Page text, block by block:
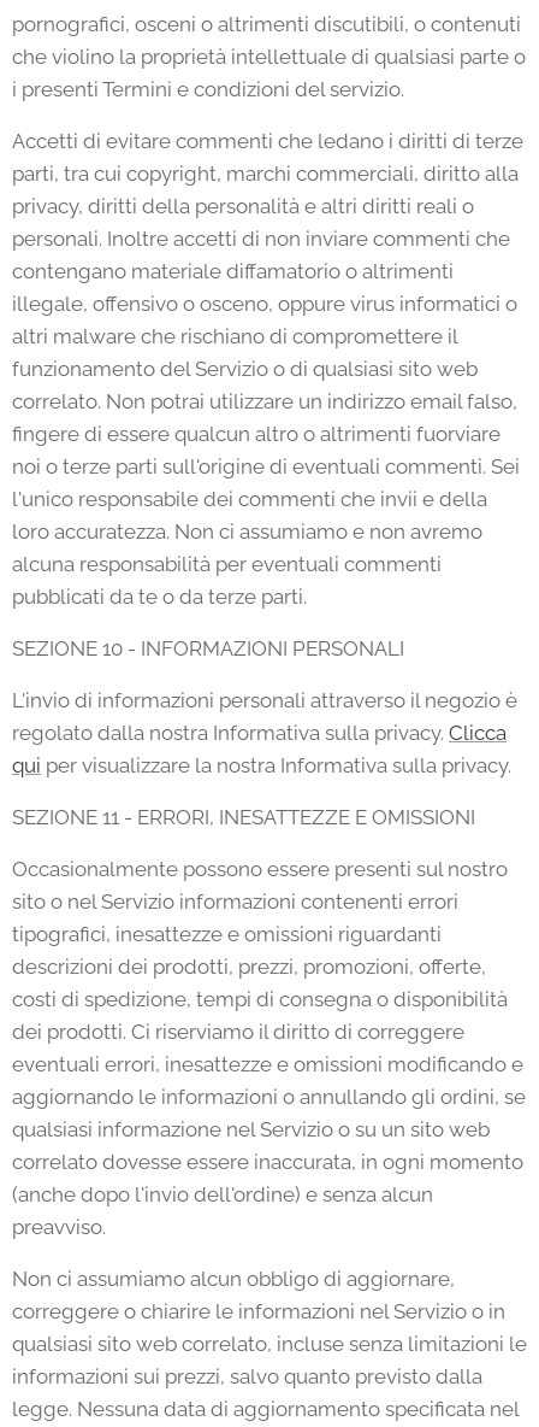
pornografici, osceni o altrimenti discutibili, o contenuti
che violino la proprietà intellettuale di qualsiasi parte o
i presenti Termini e condizioni del servizio.
Accetti di evitare commenti che ledano i diritti di terze
parti, tra cui copyright, marchi commerciali, diritto alla
privacy, diritti della personalità e altri diritti reali o
personali. Inoltre accetti di non inviare commenti che
contengano materiale diffamatorio o altrimenti
illegale, offensivo o osceno, oppure virus informatici o
altri malware che rischiano di compromettere il
funzionamento del Servizio o di qualsiasi sito web
correlato. Non potrai utilizzare un indirizzo email falso,
fingere di essere qualcun altro o altrimenti fuorviare
noi o terze parti sull'origine di eventuali commenti. Sei
l'unico responsabile dei commenti che invii e della
loro accuratezza. Non ci assumiamo e non avremo
alcuna responsabilità per eventuali commenti
pubblicati da te o da terze parti.
SEZIONE 10 - INFORMAZIONI PERSONALI
L'invio di informazioni personali attraverso il negozio è
regolato dalla nostra Informativa sulla privacy. Clicca
qui per visualizzare la nostra Informativa sulla privacy.
SEZIONE 11 - ERRORI, INESATTEZZE E OMISSIONI
Occasionalmente possono essere presenti sul nostro
sito o nel Servizio informazioni contenenti errori
tipografici, inesattezze e omissioni riguardanti
descrizioni dei prodotti, prezzi, promozioni, offerte,
costi di spedizione, tempi di consegna o disponibilità
dei prodotti. Ci riserviamo il diritto di correggere
eventuali errori, inesattezze e omissioni modificando e
aggiornando le informazioni o annullando gli ordini, se
qualsiasi informazione nel Servizio o su un sito web
correlato dovesse essere inaccurata, in ogni momento
(anche dopo l'invio dell'ordine) e senza alcun
preavviso.
Non ci assumiamo alcun obbligo di aggiornare,
correggere o chiarire le informazioni nel Servizio o in
qualsiasi sito web correlato, incluse senza limitazioni le
informazioni sui prezzi, salvo quanto previsto dalla
legge. Nessuna data di aggiornamento specificata nel